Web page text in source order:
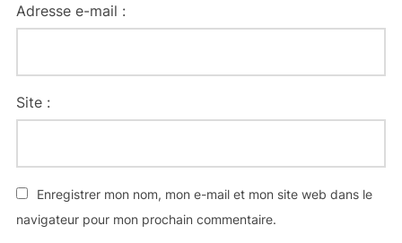
Adresse e-mail :
Site :
Enregistrer mon nom, mon e-mail et mon site web dans le
navigateur pour mon prochain commentaire.